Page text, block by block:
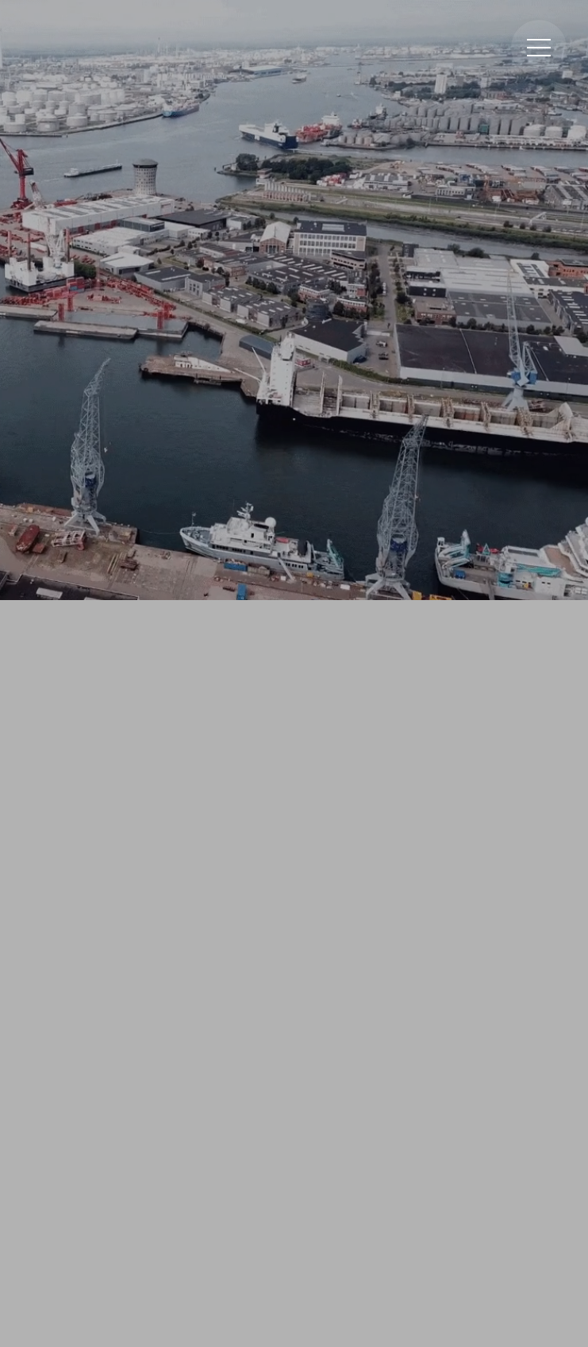
News Contatti